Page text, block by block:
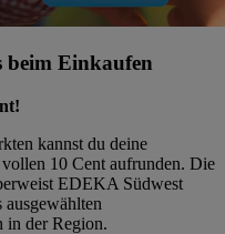
beim Einkaufen
kannst du deine
10 Cent aufrunden. Die
EDEKA Südwest
in der Region.